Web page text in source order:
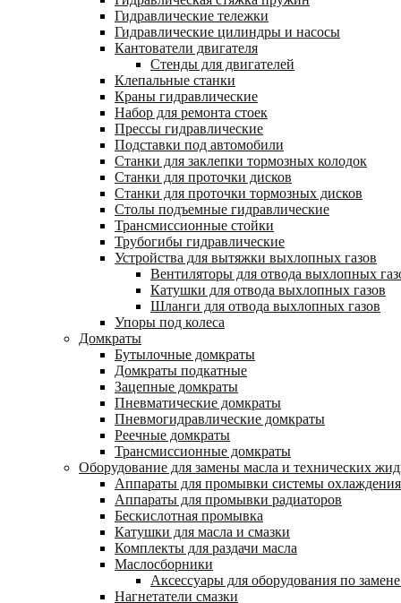
Гидравлические тележки
Гидравлические цилиндры и насосы
Кантователи двигателя
Стенды для двигателей
Клепальные станки
Краны гидравлические
Набор для ремонта стоек
Прессы гидравлические
Подставки под автомобили
Станки для заклепки тормозных колодок
Станки для проточки дисков
Станки для проточки тормозных дисков
Столы подъемные гидравлические
Трансмиссионные стойки
Трубогибы гидравлические
Устройства для вытяжки выхлопных газов
Вентиляторы для отвода выхлопных
Катушки для отвода выхлопных газов
Шланги для отвода выхлопных газов
Упоры под колеса
Домкраты
Бутылочные домкраты
Домкраты подкатные
Зацепные домкраты
Пневматические домкраты
Пневмогидравлические домкраты
Реечные домкраты
Трансмиссионные домкраты
Оборудование для замены масла и технических
Аппараты для промывки системы охлаждения
Аппараты для промывки радиаторов
Бескислотная промывка
Катушки для масла и смазки
Комплекты для раздачи масла
Маслосборники
Аксессуары для оборудования по
Нагнетатели смазки